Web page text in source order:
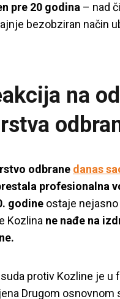
pre 20 godina – nad
bezobziran način
na
odbrane danas
profesionalna
godine ostaje nejasno
Kozlina ne nađe na
protiv Kozline je u
Drugom osnovnom